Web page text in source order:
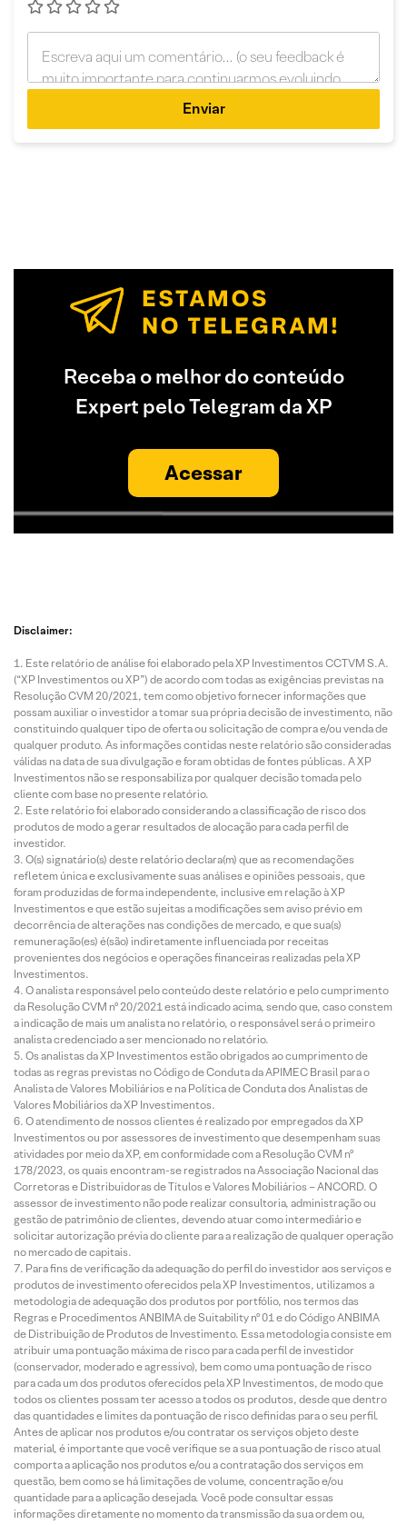
Enviar
Receba o melhor do conteúdo
Expert pelo Telegram da XP
Acessar
Disclaimer:
Este relatório de análise foi elaborado pela XP Investimentos CCTVM S.A.
(“XP Investimentos ou XP”) de acordo com todas as exigências previstas na
Resolução CVM 20/2021, tem como objetivo fornecer informações que
possam auxiliar o investidor a tomar sua própria decisão de investimento, não
constituindo qualquer tipo de oferta ou solicitação de compra e/ou venda de
qualquer produto. As informações contidas neste relatório são consideradas
válidas na data de sua divulgação e foram obtidas de fontes públicas. A XP
Investimentos não se responsabiliza por qualquer decisão tomada pelo
cliente com base no presente relatório.
Este relatório foi elaborado considerando a classificação de risco dos
produtos de modo a gerar resultados de alocação para cada perfil de
investidor.
O(s) signatário(s) deste relatório declara(m) que as recomendações
refletem única e exclusivamente suas análises e opiniões pessoais, que
foram produzidas de forma independente, inclusive em relação à XP
Investimentos e que estão sujeitas a modificações sem aviso prévio em
decorrência de alterações nas condições de mercado, e que sua(s)
remuneração(es) é(são) indiretamente influenciada por receitas
provenientes dos negócios e operações financeiras realizadas pela XP
Investimentos.
O analista responsável pelo conteúdo deste relatório e pelo cumprimento
da Resolução CVM nº 20/2021 está indicado acima, sendo que, caso constem
a indicação de mais um analista no relatório, o responsável será o primeiro
analista credenciado a ser mencionado no relatório.
Os analistas da XP Investimentos estão obrigados ao cumprimento de
todas as regras previstas no Código de Conduta da APIMEC Brasil para o
Analista de Valores Mobiliários e na Política de Conduta dos Analistas de
Valores Mobiliários da XP Investimentos.
O atendimento de nossos clientes é realizado por empregados da XP
Investimentos ou por assessores de investimento que desempenham suas
atividades por meio da XP, em conformidade com a Resolução CVM nº
178/2023, os quais encontram-se registrados na Associação Nacional das
Corretoras e Distribuidoras de Títulos e Valores Mobiliários – ANCORD. O
assessor de investimento não pode realizar consultoria, administração ou
gestão de patrimônio de clientes, devendo atuar como intermediário e
solicitar autorização prévia do cliente para a realização de qualquer operação
no mercado de capitais.
Para fins de verificação da adequação do perfil do investidor aos serviços e
produtos de investimento oferecidos pela XP Investimentos, utilizamos a
metodologia de adequação dos produtos por portfólio, nos termos das
Regras e Procedimentos ANBIMA de Suitability nº 01 e do Código ANBIMA
de Distribuição de Produtos de Investimento. Essa metodologia consiste em
atribuir uma pontuação máxima de risco para cada perfil de investidor
(conservador, moderado e agressivo), bem como uma pontuação de risco
para cada um dos produtos oferecidos pela XP Investimentos, de modo que
todos os clientes possam ter acesso a todos os produtos, desde que dentro
das quantidades e limites da pontuação de risco definidas para o seu perfil.
Antes de aplicar nos produtos e/ou contratar os serviços objeto deste
material, é importante que você verifique se a sua pontuação de risco atual
comporta a aplicação nos produtos e/ou a contratação dos serviços em
questão, bem como se há limitações de volume, concentração e/ou
quantidade para a aplicação desejada. Você pode consultar essas
informações diretamente no momento da transmissão da sua ordem ou,